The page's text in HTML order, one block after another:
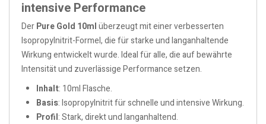
intensive Performance
DerPure Gold 10mlüberzeugt mit einer verbesserten
Isopropylnitrit-Formel, die für starke und langanhaltende
Wirkung entwickelt wurde. Ideal für alle, die auf bewährte
Intensität und zuverlässige Performance setzen.
Inhalt: 10ml Flasche.
Basis: Isopropylnitrit für schnelle und intensive Wirkung.
Profil: Stark, direkt und langanhaltend.